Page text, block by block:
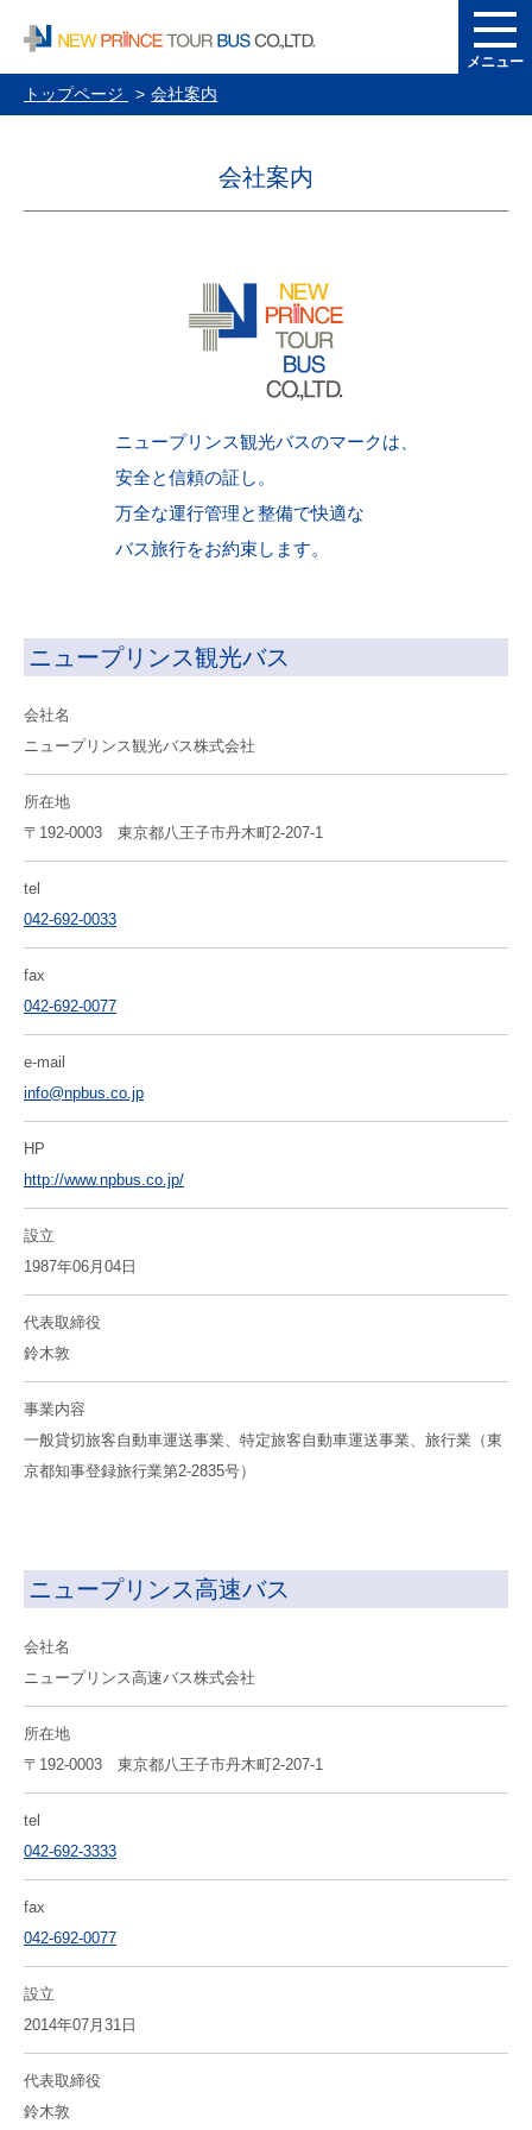
メニュー
トップページ 会社案内
会社案内
ニュープリンス観光バスのマークは、
安全と信頼の証し。
万全な運行管理と整備で快適な
バス旅行をお約束します。
ニュープリンス観光バス
会社名
ニュープリンス観光バス株式会社
所在地
〒192-0003 東京都八王子市丹木町2-207-1
tel
042-692-0033
fax
042-692-0077
e-mail
info@npbus.co.jp
HP
http://www.npbus.co.jp/
設立
1987年06月04日
代表取締役
鈴木敦
事業内容
一般貸切旅客自動車運送事業、特定旅客自動車運送事業、 旅行業（東
京都知事登録旅行業第2-2835号）
ニュープリンス高速バス
会社名
ニュープリンス高速バス株式会社
所在地
〒192-0003 東京都八王子市丹木町2-207-1
tel
042-692-3333
fax
042-692-0077
設立
2014年07月31日
代表取締役
鈴木敦